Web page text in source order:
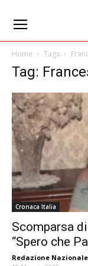
Home Tags
Tag:
Cronaca Italia
Scomparsa
“Spero che
Redazione Nazionale